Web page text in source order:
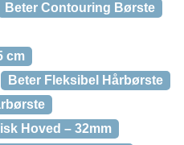
Beter Contouring Børste
cm
Beter Fleksibel Hårbørste
Hoved – 32mm